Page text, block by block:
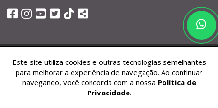
© 2026 - Ziag Imóveis -25.451.252/0001-68 -Todos os Direitos
Reservados.
Este site utiliza cookies e outras tecnologias semelhantes
para melhorar a experiência de navegação. Ao continuar
navegando, você concorda com a nossa Política de
Privacidade.